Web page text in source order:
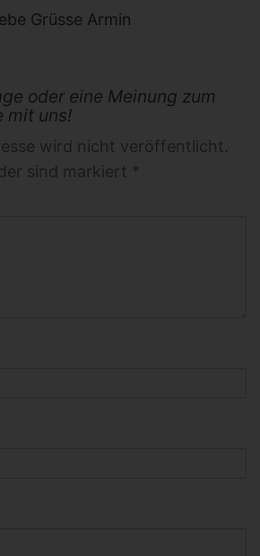
Grüsse Armin
oder eine Meinung zum
mit uns!
wird nicht veröffentlicht.
sind markiert *